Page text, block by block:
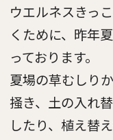
ウエルネスきっ
くために、昨年
っております。
夏場の草むしり
掻き、土の入れ
したり、植え替